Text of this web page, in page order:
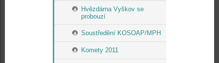
Hvězdárna Vyškov se
probouzí
Soustředění KOSOAP/MPH
Komety 2011